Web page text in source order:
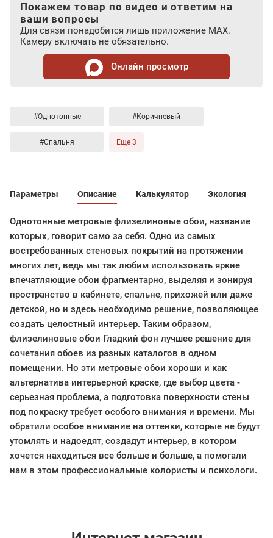
Покажем товар по видео и ответим на
ваши вопросы
Для связи понадобится лишь приложение MAX.
Камеру включать не обязательно.
Онлайн просмотр
#Однотонные #Коричневый
#Спальня Еще 3
Параметры Описание Калькулятор Экология
Однотонные метровые флизелиновые обои, название
которых, говорит само за себя. Одно из самых
востребованных стеновых покрытий на протяжении
многих лет, ведь мы так любим использовать яркие
впечатляющие обои фрагментарно, выделяя и зонируя
пространство в кабинете, спальне, прихожей или даже
детской, но и здесь необходимо решение, позволяющее
создать целостный интерьер. Таким образом,
флизелиновые обои Гладкий фон лучшее решение для
сочетания обоев из разных каталогов в одном
помещении. Но эти метровые обои хороши и как
альтернатива интерьерной краске, где выбор цвета -
серьезная проблема, а подготовка поверхности стены
под покраску требует особого внимания и времени. Мы
обратили особое внимание на оттенки, которые не будут
утомлять и надоедят, создадут интерьер, в котором
хочется находиться все больше и больше, а помогали
нам в этом профессиональные колористы и психологи.